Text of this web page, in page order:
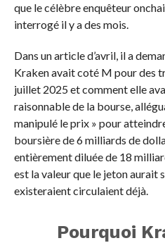
que le célèbre enquêteur
interrogé il y a des mois.
Dans un article d’avril, il a
Kraken avait coté M pour des
juillet 2025 et comment elle
raisonnable de la bourse,
manipulé le prix » pour
boursière de 6 milliards de
entièrement diluée de 18
est la valeur que le jeton aurait
existeraient circulaient déjà.
Pourquoi